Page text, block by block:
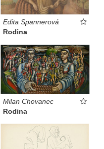
Edita Spannerová
Rodina
Milan Chovanec
Rodina